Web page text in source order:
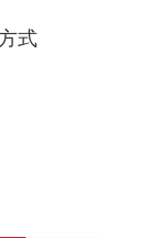
式